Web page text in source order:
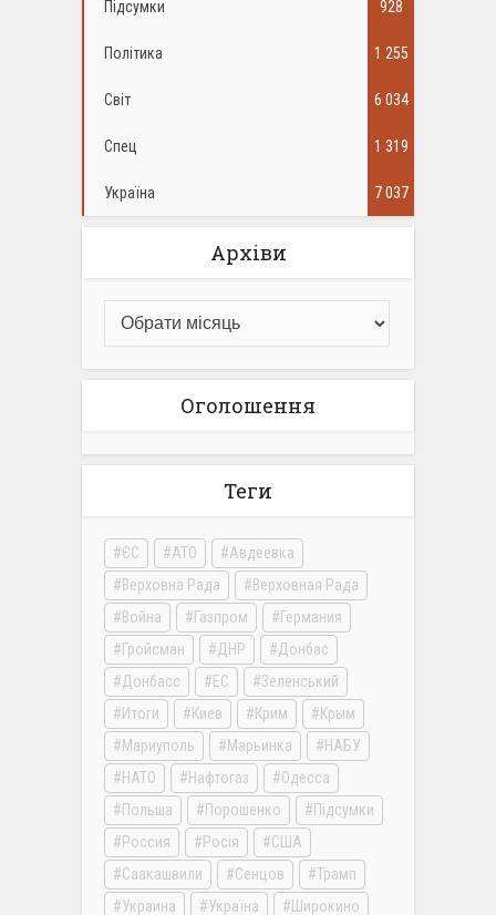
Підсумки 928
Політика 1 255
Світ 6 034
Спец 1 319
Україна 7 037
Архіви
Оголошення
Теги
ЄС АТО
Авдеевка
Верховна Рада
Верховная Рада
Война
Газпром
Германия
Гройсман
ДНР
Донбас
Донбасс
ЕС
Зеленський
Итоги
Киев Крим
Крым
Мариуполь
Марьинка
НАБУ
НАТО
Нафтогаз
Одесса
Польша
Порошенко
Підсумки
Россия
Росія
США
Саакашвили
Сенцов
Трамп
Украина
Україна Широкино